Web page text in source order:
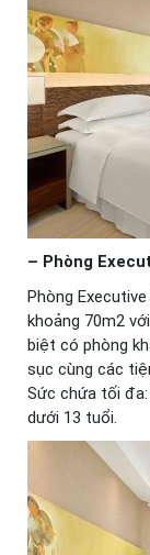
– Phòng
Phòng
khoảng 70m2
biệt có phòng
sục cùng các
Sức chứa tối
dưới 13 tuổi.